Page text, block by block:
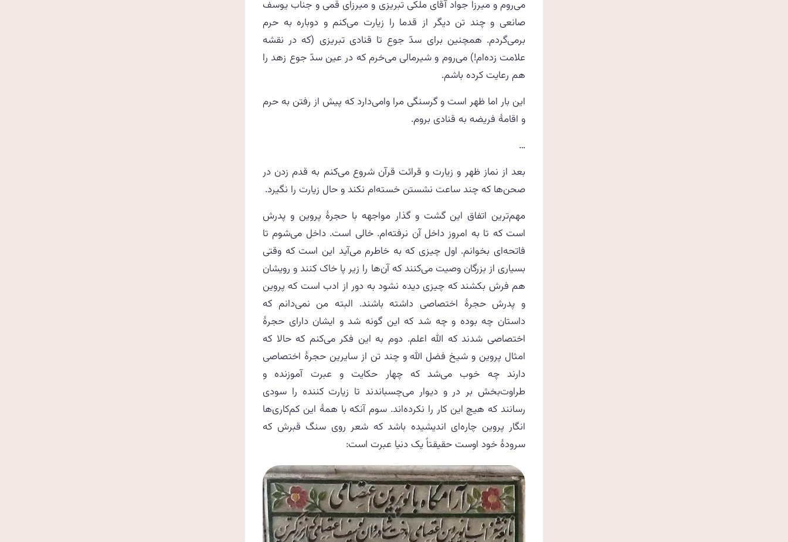
می‌روم و میرزا جواد آقای ملکی تبریزی و میرزای قمی و جناب یوسف
صانعی و چند تن دیگر از قدما را زیارت می‌کنم و دوباره به حرم
برمی‌گردم. همچنین برای سدّ جوع تا قنادی تبریزی (که در نقشه
علامت زده‌ام!) می‌روم و شیرمالی می‌خرم که در عین سدّ جوع زهد را
هم رعایت کرده باشم.
این بار اما ظهر است و گرسنگی مرا وامی‌دارد که پیش از رفتن به حرم
و اقامهٔ فریضه به قنادی بروم.
…
بعد از نماز ظهر و زیارت و قرائت قرآن شروع می‌کنم به قدم زدن در
صحن‌ها که چند ساعت نشستن خسته‌ام نکند و حال زیارت را نگیرد.
مهم‌ترین اتفاق این گشت و گذار مواجهه با حجرهٔ پروین و پدرش
است که تا به امروز داخل آن نرفته‌ام. خالی است. داخل می‌شوم تا
فاتحه‌ای بخوانم. اول چیزی که به خاطرم می‌آید این است که وقتی
بسیاری از بزرگان وصیت می‌کنند که آن‌ها را زیر پا خاک کنند و رویشان
هم فرش بکشند که چیزی دیده نشود به دور از ادب است که پروین
و پدرش حجرهٔ اختصاصی داشته باشند. البته من نمی‌دانم که
داستان چه بوده و چه شد که این گونه شد و ایشان دارای حجرهٔ
اختصاصی شدند که الله اعلم. دوم به این فکر می‌کنم که حالا که
امثال پروین و شیخ فضل الله و چند تن از سایرین حجرهٔ اختصاصی
دارند چه خوب می‌شد که چهار حکایت و عبرت آموزنده و
طراوت‌بخش بر در و دیوار می‌چسباندند تا زیارت کننده را سودی
رسانند که هیچ این کار را نکرده‌اند. سوم آنکه با همهٔ این کم‌کاری‌ها
انگار پروین چاره‌ای اندیشیده باشد که شعر روی سنگ قبرش که
سرودهٔ خود اوست حقیقتاً یک دنیا عبرت است: